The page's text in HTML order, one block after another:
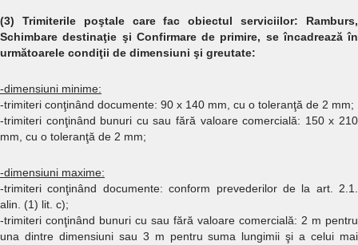
(3) Trimiterile poştale care fac obiectul serviciilor: Ramburs,
Schimbare destinaţie şi Confirmare de primire, se încadrează în
următoarele condiţii de dimensiuni şi greutate:
-dimensiuni minime:
-trimiteri conţinând documente: 90 x 140 mm, cu o toleranţă de 2 mm;
-trimiteri conţinând bunuri cu sau fără valoare comercială: 150 x 210
mm, cu o toleranţă de 2 mm;
-dimensiuni maxime:
-trimiteri conţinând documente: conform prevederilor de la art. 2.1.
alin. (1) lit. c);
-trimiteri conţinând bunuri cu sau fără valoare comercială: 2 m pentru
una dintre dimensiuni sau 3 m pentru suma lungimii şi a celui mai